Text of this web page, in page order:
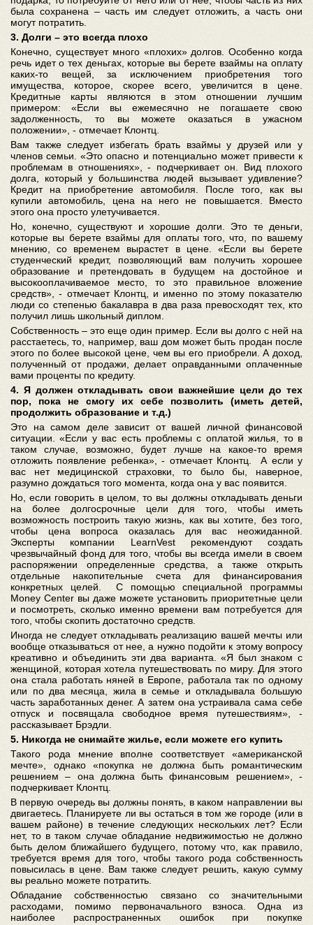
была сохранена – часть им следует отложить, а часть они
могут потратить.
3. Долги – это всегда плохо
Конечно, существует много «плохих» долгов. Особенно когда
речь идет о тех деньгах, которые вы берете взаймы на оплату
каких-то вещей, за исключением приобретения того
имущества, которое, скорее всего, увеличится в цене.
Кредитные карты являются в этом отношении лучшим
примером: «Если вы ежемесячно не погашаете свою
задолженность, то вы можете оказаться в ужасном
положении», - отмечает Клонтц.
Вам также следует избегать брать взаймы у друзей или у
членов семьи. «Это опасно и потенциально может привести к
проблемам в отношениях», - подчеркивает он. Вид плохого
долга, который у большинства людей вызывает удивление?
Кредит на приобретение автомобиля. После того, как вы
купили автомобиль, цена на него не повышается. Вместо
этого она просто улетучивается.
Но, конечно, существуют и хорошие долги. Это те деньги,
которые вы берете взаймы для оплаты того, что, по вашему
мнению, со временем вырастет в цене. «Если вы берете
студенческий кредит, позволяющий вам получить хорошее
образование и претендовать в будущем на достойное и
высокооплачиваемое место, то это правильное вложение
средств», - отмечает Клонтц, и именно по этому показателю
люди со степенью бакалавра в два раза превосходят тех, кто
получил лишь школьный диплом.
Собственность – это еще один пример. Если вы долго с ней на
расстаетесь, то, например, ваш дом может быть продан после
этого по более высокой цене, чем вы его приобрели. А доход,
полученный от продажи, делает оправданными оплаченные
вами проценты по кредиту.
4. Я должен откладывать свои важнейшие цели до тех
пор, пока не смогу их себе позволить (иметь детей,
продолжить образование и т.д.)
Это на самом деле зависит от вашей личной финансовой
ситуации. «Если у вас есть проблемы с оплатой жилья, то в
таком случае, возможно, будет лучше на какое-то время
отложить появление ребенка», - отмечает Клонтц. А если у
вас нет медицинской страховки, то было бы, наверное,
разумно дождаться того момента, когда она у вас появится.
Но, если говорить в целом, то вы должны откладывать деньги
на более долгосрочные цели для того, чтобы иметь
возможность построить такую жизнь, как вы хотите, без того,
чтобы цена вопроса оказалась для вас неожиданной.
Эксперты компании LearnVest рекомендуют создать
чрезвычайный фонд для того, чтобы вы всегда имели в своем
распоряжении определенные средства, а также открыть
отдельные накопительные счета для финансирования
конкретных целей. С помощью специальной программы
Money Center вы даже можете установить приоритетные цели
и посмотреть, сколько именно времени вам потребуется для
того, чтобы скопить достаточно средств.
Иногда не следует откладывать реализацию вашей мечты или
вообще отказываться от нее, а нужно подойти к этому вопросу
креативно и объединить эти два варианта. «Я был знаком с
женщиной, которая хотела путешествовать по миру. Для этого
она стала работать няней в Европе, работала так по одному
или по два месяца, жила в семье и откладывала большую
часть заработанных денег. А затем она устраивала сама себе
отпуск и посвящала свободное время путешествиям», -
рассказывает Брэдли.
5. Никогда не снимайте жилье, если можете его купить
Такого рода мнение вполне соответствует «американской
мечте», однако «покупка не должна быть романтическим
решением – она должна быть финансовым решением», -
подчеркивает Клонтц.
В первую очередь вы должны понять, в каком направлении вы
двигаетесь. Планируете ли вы остаться в том же городе (или в
вашем районе) в течение следующих нескольких лет? Если
нет, то в таком случае обладание недвижимостью не должно
быть делом ближайшего будущего, потому что, как правило,
требуется время для того, чтобы такого рода собственность
повысилась в цене. Вам также следует решить, какую сумму
вы реально можете потратить.
Обладание собственностью связано со значительными
расходами, помимо первоначального взноса. Одна из
наиболее распространенных ошибок при покупке